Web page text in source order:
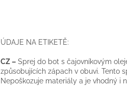
ÚDAJE NA ETIKETĚ:
CZ – Sprej do bot s čajovníkovým
způsobujících zápach v obuvi. Tento
Nepoškozuje materiály a je vhodný i